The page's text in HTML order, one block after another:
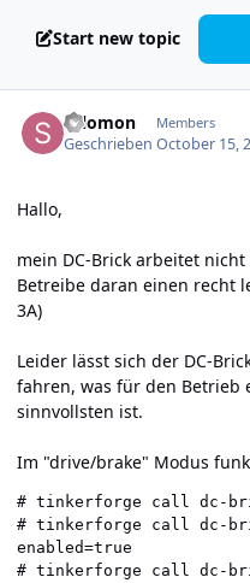
Start new topic
salomon Members
GeschriebenOctober 15,
Hallo,
mein DC-Brick arbeitet
Betreibe daran einen recht
3A)
Leider lässt sich der DC-
fahren, was für den Betrieb
sinnvollsten ist.
Im "drive/brake" Modus
# tinkerforge call dc-
# tinkerforge call dc-
enabled=true
# tinkerforge call dc-